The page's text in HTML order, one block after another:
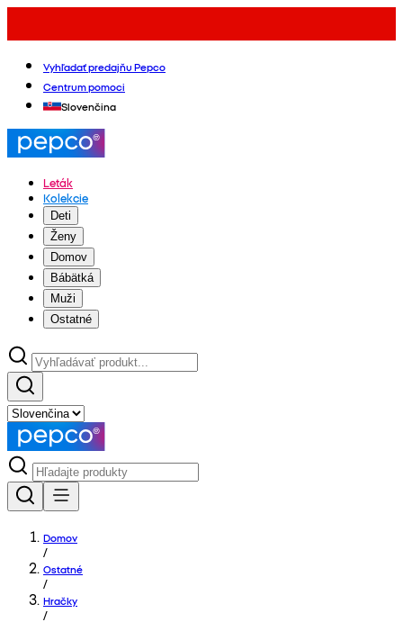
Vyhľadať predajňu Pepco
Centrum pomoci
Slovenčina
Leták
Kolekcie
Deti
Ženy
Domov
Bábätká
Muži
Ostatné
Domov
/
Ostatné
/
Hračky
/